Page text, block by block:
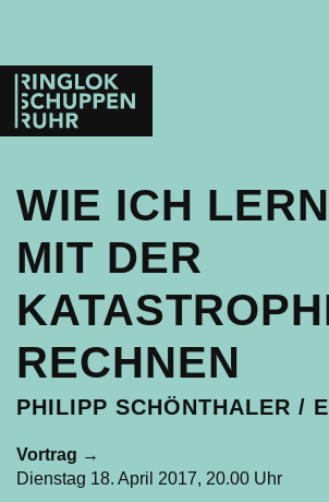
Ringlokschuppen
Ruhr
WIE ICH
MIT DER
RECHNEN
PHILIPP SCHÖNTHALER /
Vortrag →
Dienstag 18. April 2017, 20.00 Uhr